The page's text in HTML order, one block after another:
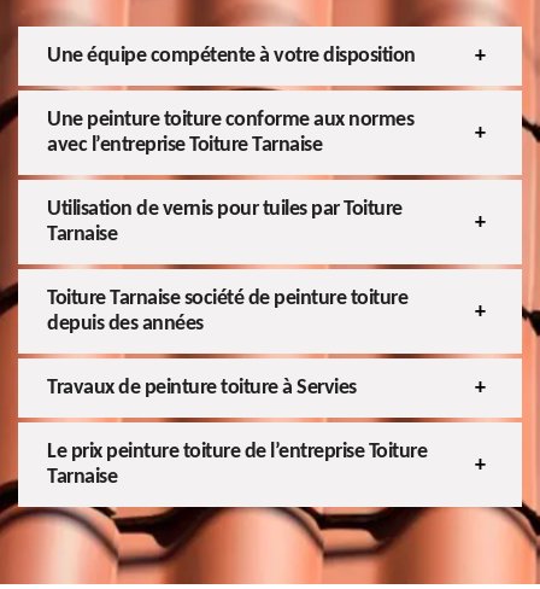
Une équipe compétente à votre disposition
Une peinture toiture conforme aux normes
avec l’entreprise Toiture Tarnaise
Utilisation de vernis pour tuiles par Toiture
Tarnaise
Toiture Tarnaise société de peinture toiture
depuis des années
Travaux de peinture toiture à Servies
Le prix peinture toiture de l’entreprise Toiture
Tarnaise